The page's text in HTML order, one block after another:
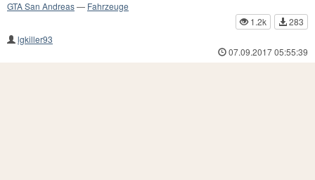
GTA San Andreas— Fahrzeuge
1.2k
283
lgkiller93
07.09.2017 05:55:39